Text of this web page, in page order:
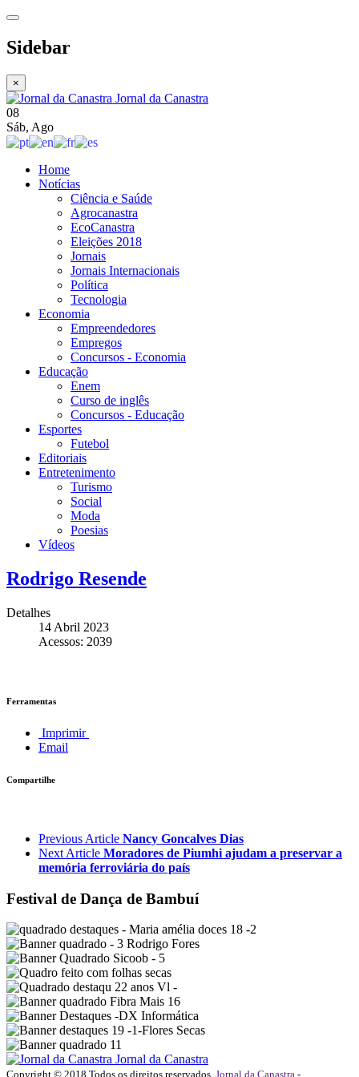
Sidebar
×
Jornal da Canastra
08
Sáb, Ago
Home
Notícias
Ciência e Saúde
Agrocanastra
EcoCanastra
Eleições 2018
Jornais
Jornais Internacionais
Política
Tecnologia
Economia
Empreendedores
Empregos
Concursos - Economia
Educação
Enem
Curso de inglês
Concursos - Educação
Esportes
Futebol
Editoriais
Entretenimento
Turismo
Social
Moda
Poesias
Vídeos
Rodrigo Resende
Detalhes
14 Abril 2023
Acessos: 2039
Ferramentas
Imprimir
Email
Compartilhe
Previous Article Nancy Goncalves Dias
Next Article Moradores de Piumhi ajudam a preservar a
memória ferroviária do país
Festival de Dança de Bambuí
Jornal da Canastra
Copyright © 2018 Todos os direitos reservados. Jornal da Canastra -